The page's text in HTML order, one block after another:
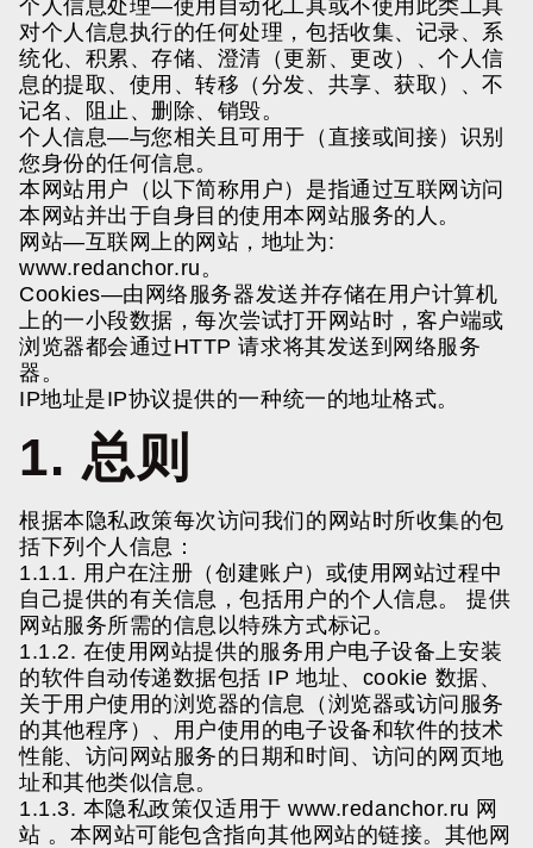
个人信息处理—使用自动化工具或不使用此类工具
对个人信息执行的任何处理，包括收集、记录、系
统化、积累、存储、澄清（更新、更改）、个人信
息的提取、使用、转移（分发、共享、获取）、不
记名、阻止、删除、销毁。
个人信息—与您相关且可用于（直接或间接）识别
您身份的任何信息。
本网站用户 （以下简称用户）是指通过互联网访问
本网站并出于自身目的使用本网站服务的人。
网站—互联网上的网站，地址为:
www.redanchor.ru。
Cookies—由网络服务器发送并存储在用户计算机
上的一小段数据，每次尝试打开网站时，客户端或
浏览器都会通过HTTP 请求将其发送到网络服务
器。
IP地址是IP协议提供的一种统一的地址格式。
1. 总则
根据本隐私政策每次访问我们的网站时所收集的包
括下列个人信息：
1.1.1. 用户在注册（创建账户）或使用网站过程中
自己提供的有关信息，包括用户的个人信息。 提供
网站服务所需的信息以特殊方式标记。
1.1.2. 在使用网站提供的服务用户电子设备上安装
的软件自动传递数据包括 IP 地址、cookie 数据、
关于用户使用的浏览器的信息（浏览器或访问服务
的其他程序）、用户使用的电子设备和软件的技术
性能、访问网站服务的日期和时间、访问的网页地
址和其他类似信息。
1.1.3. 本隐私政策仅适用于www.redanchor.ru 网
站 。本网站可能包含指向其他网站的链接。其他网